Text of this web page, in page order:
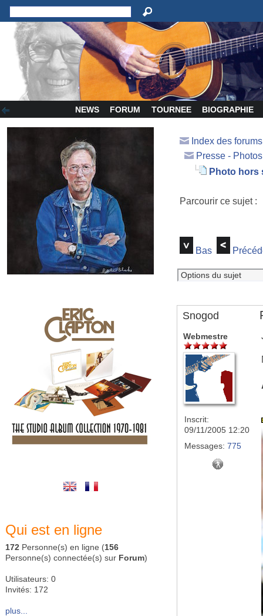
NEWS FORUM TOURNEE BIOGRAPHIE
Qui est en ligne
172 Personne(s) en ligne (156
Personne(s) connectée(s) sur Forum)
Utilisateurs: 0
Invités: 172
plus...
Index des
Presse - Photos
Photo hors
Parcourir ce sujet
Bas
Snogod
Webmestre
Inscrit:
09/11/2005 12:20
Messages: 775